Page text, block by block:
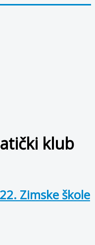
klub
Zimske škole